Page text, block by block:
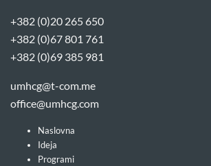
+382 (0)20 265 650
+382 (0)67 801 761
+382 (0)69 385 981
umhcg@t-com.me
office@umhcg.com
Naslovna
Ideja
Programi